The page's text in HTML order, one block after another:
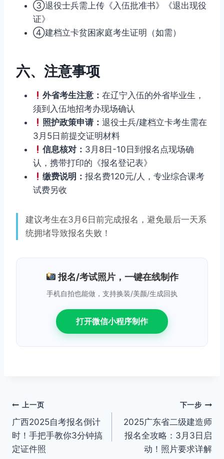
③退役士兵需上传《入伍批准书》《退出现役
证》
④建档立卡贫困家庭考生证明（如需）
六、注意事项
外省考生注意：在辽宁入伍的外省毕业生，
须到入伍地招考办现场确认
照护政策申请：退役士兵/建档立卡考生需在
3月5日前提交证明材料
信息核对： 3月8日-10日到报名点现场确
认，携带打印的《报名登记表》
缴费说明：报名费120元/人，专业综合课考
试费另收
建议考生在3月6日前完成报名，避免最后一天系
统拥堵导致报名失败！
报名/考试照片，一键在线制作
手机自拍也能做，支持换装/美颜/生成回执
打开微信小程序制作
文
章
导
上一页
广西2025自考报名倒计
时！手把手教你3分钟搞
定证件照
下一步
2025广东省二级建造师
报名全攻略：3月3日启
动！照片要求详解